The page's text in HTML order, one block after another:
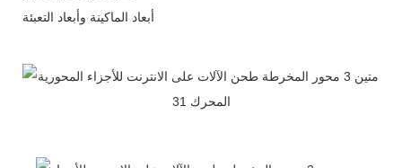
أبعاد الماكينة وأبعاد التعبئة